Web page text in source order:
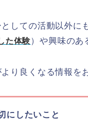
しての活動以外に
た体験）や興味のあ
り良くなる情報を
にしたいこと